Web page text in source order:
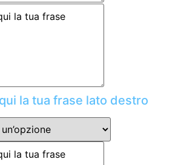
la tua frase lato destro